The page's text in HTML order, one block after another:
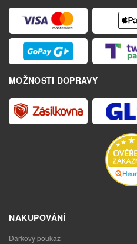
MOŽNOSTI DOPRAVY
NAKUPOVÁNÍ
Dárkový poukaz